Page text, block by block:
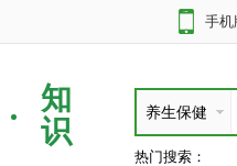
手机
知
识
养生保健
热门搜索：